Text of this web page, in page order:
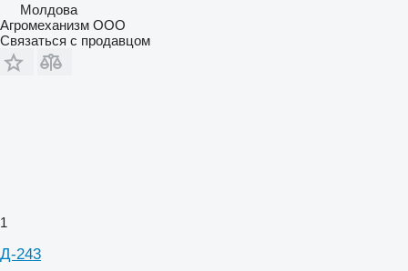
Молдова
Агромеханизм ООО
Связаться с продавцом
1
Д-243